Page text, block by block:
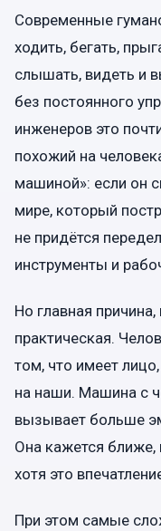
Современные
ходить, бегать,
слышать, видеть и
без постоянного
инженеров это
похожий на
машиной»: если он
мире, который
не придётся
инструменты и
Но главная
практическая.
том, что имеет
на наши. Машина с
вызывает больше
Она кажется ближе,
хотя это
При этом самые